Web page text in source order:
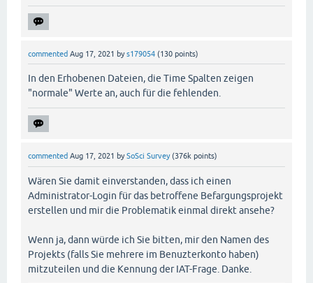
commented Aug 17, 2021 bys179054 (130 points)
In den Erhobenen Dateien, die Time Spalten zeigen
"normale" Werte an, auch für die fehlenden.
commented Aug 17, 2021 bySoSci Survey (376k points)
Wären Sie damit einverstanden, dass ich einen
Administrator-Login für das betroffene Befargungsprojekt
erstellen und mir die Problematik einmal direkt ansehe?
Wenn ja, dann würde ich Sie bitten, mir den Namen des
Projekts (falls Sie mehrere im Benuzterkonto haben)
mitzuteilen und die Kennung der IAT-Frage. Danke.